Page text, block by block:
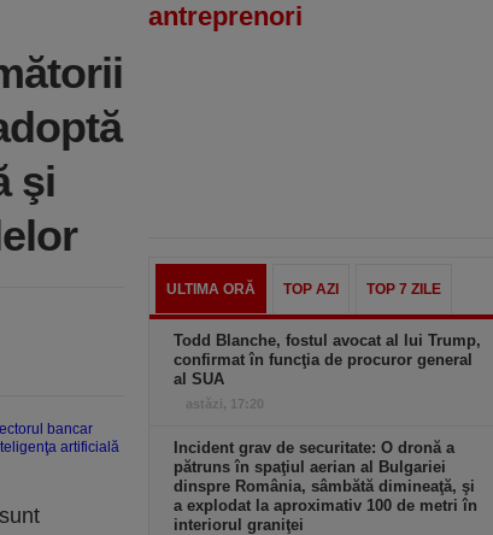
şi
antreprenori
ULTIMA ORĂ TOP AZI TOP 7 ZILE
Todd Blanche, fostul avocat al lui Trump,
confirmat în funcţia de procuror general
al SUA
astăzi, 17:20
Incident grav de securitate: O dronă a
pătruns în spaţiul aerian al Bulgariei
dinspre România, sâmbătă dimineaţă, şi
a explodat la aproximativ 100 de metri în
interiorul graniţei